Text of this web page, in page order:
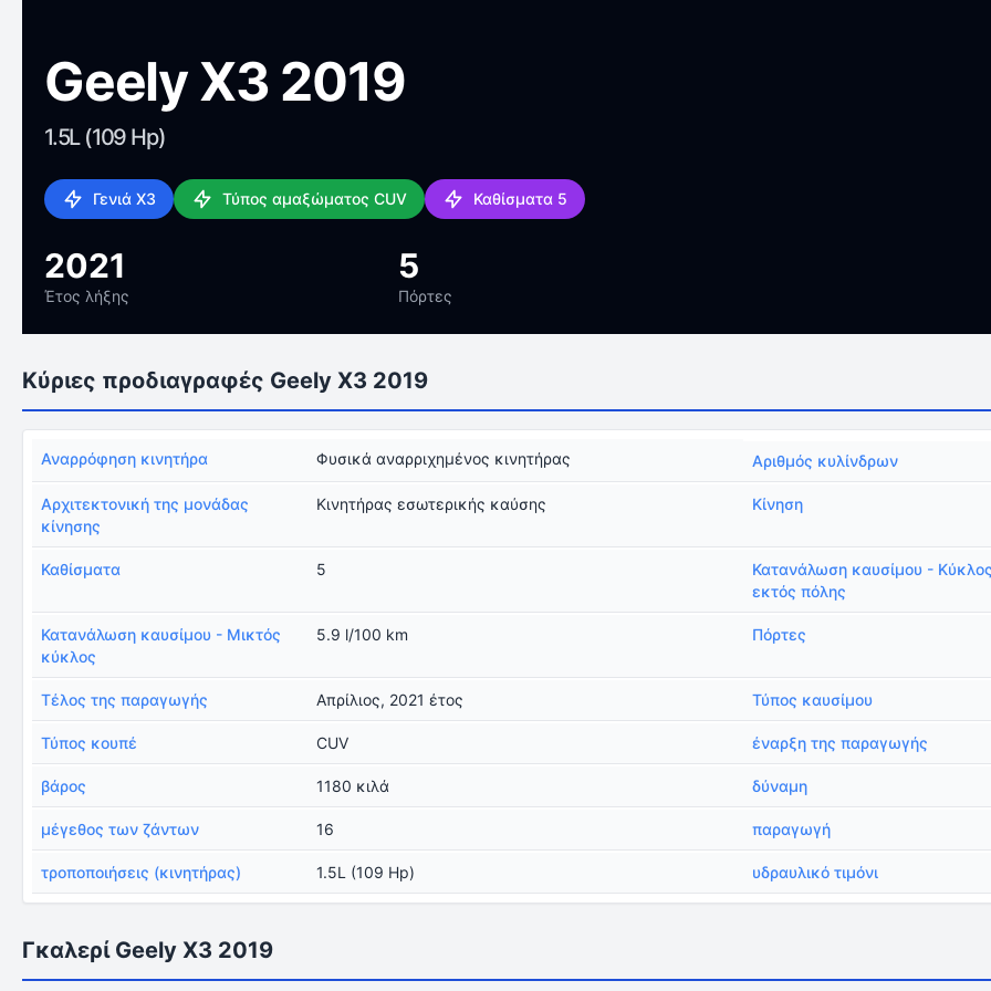
Geely X3 2019
1.5L (109 Hp)
Γενιά X3 Τύπος αμαξώματος CUV Καθίσματα 5
2021
Έτος λήξης
5
Πόρτες
Κύριες προδιαγραφές Geely X3 2019
Αναρρόφηση κινητήρα Φυσικά αναρριχημένος κινητήρας Αριθμός κυλίνδρων
Αρχιτεκτονική της μονάδας
κίνησης
Κινητήρας εσωτερικής καύσης Κίνηση
Καθίσματα 5
Κατανάλωση καυσίμου -
εκτός πόλης
Κατανάλωση καυσίμου - Μικτός
κύκλος
5.9 l/100 km Πόρτες
Τέλος της παραγωγής Απρίλιος, 2021 έτος Τύπος καυσίμου
Τύπος κουπέ CUV έναρξη της παραγωγής
βάρος 1180 κιλά δύναμη
μέγεθος των ζάντων 16 παραγωγή
τροποποιήσεις (κινητήρας) 1.5L (109 Hp) υδραυλικό τιμόνι
Γκαλερί Geely X3 2019